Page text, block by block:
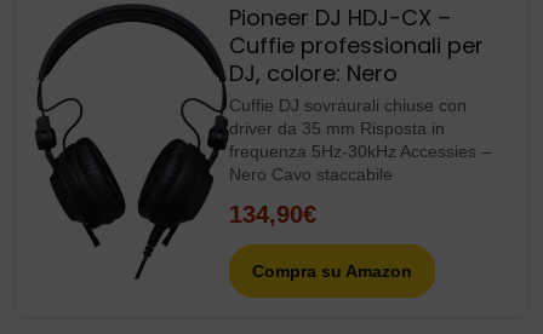
Pioneer DJ HDJ-CX –
Cuffie professionali per
DJ, colore: Nero
Cuffie DJ sovraurali chiuse con
driver da 35 mm Risposta in
frequenza 5Hz-30kHz Accessies –
Nero Cavo staccabile
134,90€
Compra su Amazon